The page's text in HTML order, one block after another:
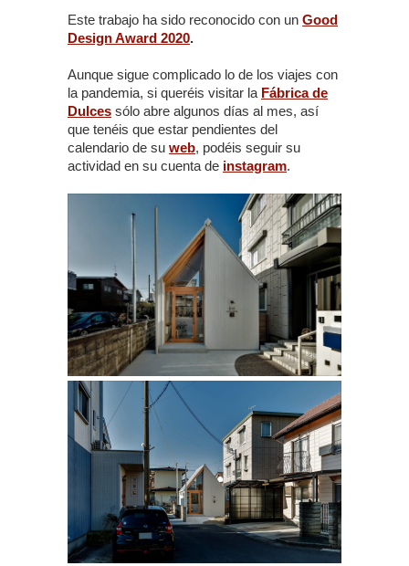
Este trabajo ha sido reconocido con un Good
Design Award 2020.
Aunque sigue complicado lo de los viajes con
la pandemia, si queréis visitar la Fábrica de
Dulces sólo abre algunos días al mes, así
que tenéis que estar pendientes del
calendario de su web, podéis seguir su
actividad en su cuenta de instagram.